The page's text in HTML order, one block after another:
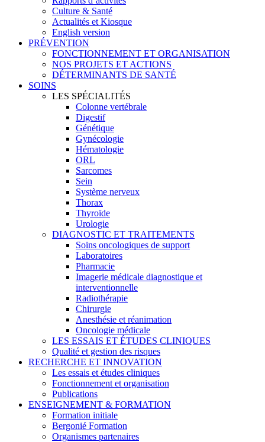
Culture & Santé
Actualités et Kiosque
English version
PRÉVENTION
FONCTIONNEMENT ET ORGANISATION
NOS PROJETS ET ACTIONS
DÉTERMINANTS DE SANTÉ
SOINS
LES SPÉCIALITÉS
Colonne vertébrale
Digestif
Génétique
Gynécologie
Hématologie
ORL
Sarcomes
Sein
Système nerveux
Thorax
Thyroïde
Urologie
DIAGNOSTIC ET TRAITEMENTS
Soins oncologiques de support
Laboratoires
Pharmacie
Imagerie médicale diagnostique et
interventionnelle
Radiothérapie
Chirurgie
Anesthésie et réanimation
Oncologie médicale
LES ESSAIS ET ÉTUDES CLINIQUES
Qualité et gestion des risques
RECHERCHE ET INNOVATION
Les essais et études cliniques
Fonctionnement et organisation
Publications
ENSEIGNEMENT & FORMATION
Formation initiale
Bergonié Formation
Organismes partenaires